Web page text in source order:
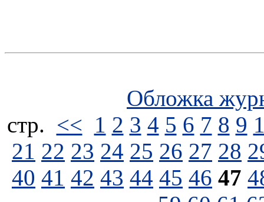
Обложка
стp. << 1 2 3 4 5 6 7 8 9
21 22 23 24 25 26 27 28
40 41 42 43 44 45 46 47